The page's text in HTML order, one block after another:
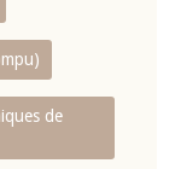
de